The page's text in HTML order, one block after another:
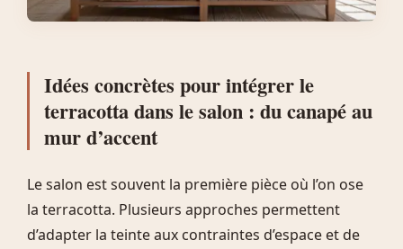
Idées concrètes pour intégrer le
terracotta dans le salon : du canapé au
mur d’accent
Le salon est souvent la première pièce où l’on ose
la terracotta. Plusieurs approches permettent
d’adapter la teinte aux contraintes d’espace et de